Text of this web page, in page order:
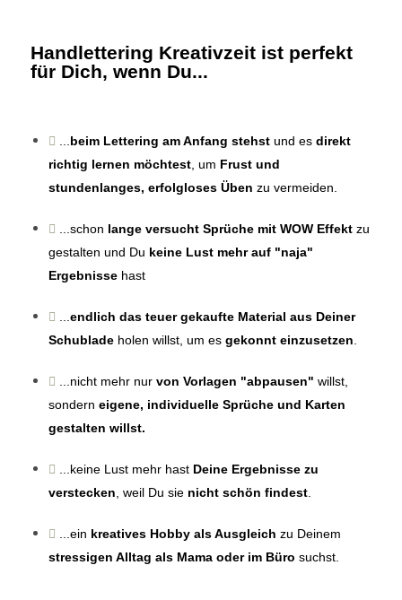
Handlettering Kreativzeit ist perfekt
für Dich, wenn Du...
beim Lettering am Anfang stehst und es direkt
richtig lernen möchtest , um Frust und
stundenlanges, erfolgloses Üben zu vermeiden.
...schon lange versucht Sprüche mit WOW Effekt zu
gestalten und Du keine Lust mehr auf "naja"
Ergebnisse hast
endlich das teuer gekaufte Material aus Deiner
Schublade holen willst, um es gekonnt einzusetzen
...nicht mehr nur von Vorlagen "abpausen" willst,
sondern eigene, individuelle Sprüche und Karten
gestalten willst.
...keine Lust mehr hast Deine Ergebnisse zu
verstecken , weil Du sie nicht schön findest
...ein kreatives Hobby als Ausgleich zu Deinem
stressigen Alltag als Mama oder im Büro suchst.